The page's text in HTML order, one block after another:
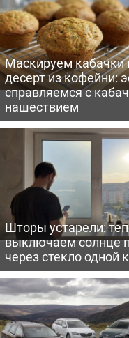
Маскируем кабачки
десерт из кофейни:
справляемся с
нашествием
Шторы устарели:
выключаем солнце
через стекло одной